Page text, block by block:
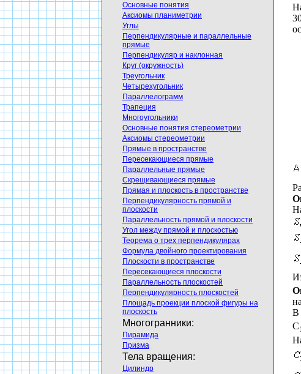
Основные понятия
Аксиомы планиметрии
Углы
Перпендикулярные и параллельные
прямые
Перпендикуляр и наклонная
Круг (окружность)
Треугольник
Четырехугольник
Параллелограмм
Трапеция
Многоугольники
Основные понятия стереометрии
Аксиомы стереометрии
Прямые в пространстве
Пересекающиеся прямые
Параллельные прямые
Скрещивающиеся прямые
Прямая и плоскость в пространстве
Перпендикулярность прямой и
плоскости
Параллельность прямой и плоскости
Угол между прямой и плоскостью
Теорема о трех перпендикулярах
Формула двойного проектирования
Плоскости в пространстве
Пересекающиеся плоскости
Параллельность плоскостей
Перпендикулярность плоскостей
Площадь проекции плоской фигуры на
плоскость
Многогранники:
Пирамида
Призма
Тела вращения:
Цилиндр
В
С